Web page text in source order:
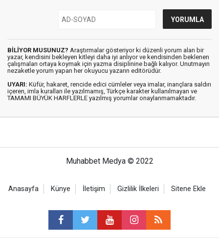
BİLİYOR MUSUNUZ? Araştırmalar gösteriyor ki düzenli yorum alan bir
yazar, kendisini bekleyen kitleyi daha iyi anlıyor ve kendisinden beklenen
çalışmaları ortaya koymak için yazma disiplinine bağlı kalıyor. Unutmayın
nezaketle yorum yapan her okuyucu yazarın editörüdür.
UYARI: Küfür, hakaret, rencide edici cümleler veya imalar, inançlara saldırı
içeren, imla kuralları ile yazılmamış, Türkçe karakter kullanılmayan ve
TAMAMI BÜYÜK HARFLERLE yazılmış yorumlar onaylanmamaktadır.
Muhabbet Medya © 2022
Anasayfa Künye İletişim Gizlilik İlkeleri Sitene Ekle